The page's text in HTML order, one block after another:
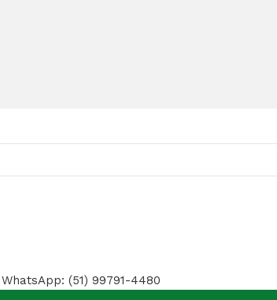
WhatsApp: (51) 99791-4480